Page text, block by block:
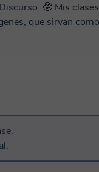
son dinámicas:
que sirvan